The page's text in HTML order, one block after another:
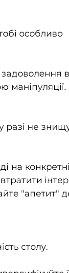
особливо
маніпуляції.
разі не
на конкретні
"апетит"
столу.